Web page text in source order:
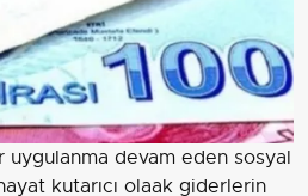
uygulanma devam eden sosyal
kutarıcı olaak giderlerin